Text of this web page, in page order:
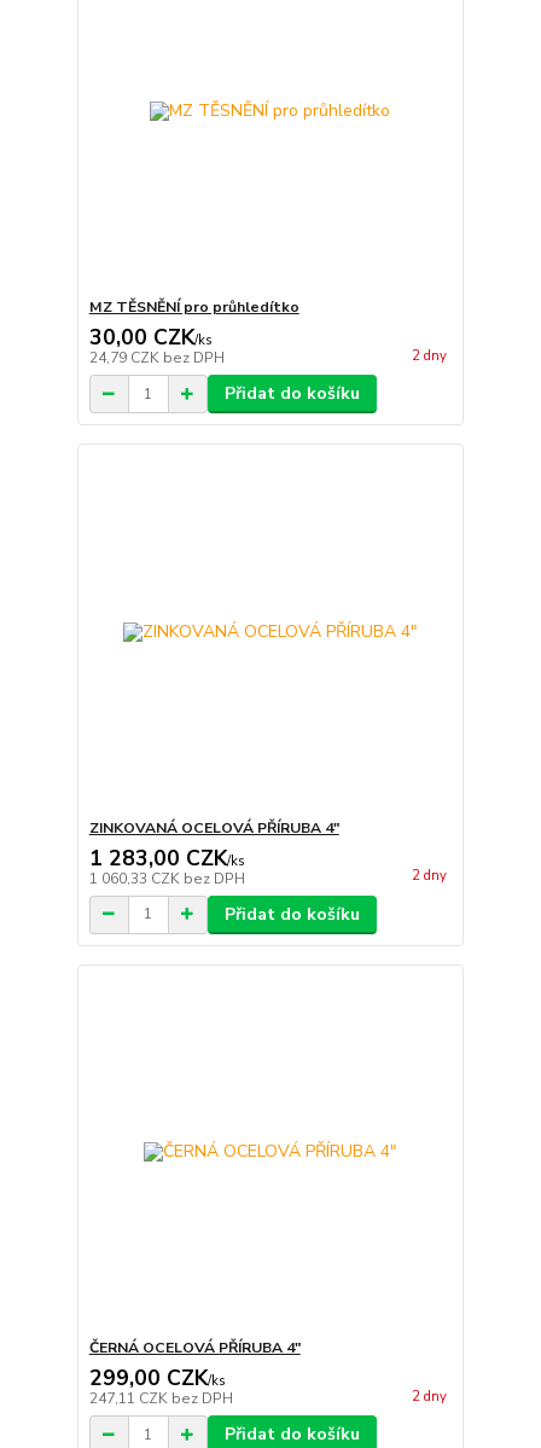
MZ TĚSNĚNÍ pro průhledítko
30,00 CZK/ks
24,79 CZK bez DPH 2 dny
Přidat do košíku
ZINKOVANÁ OCELOVÁ PŘÍRUBA 4"
1 283,00 CZK/ks
1 060,33 CZK bez DPH 2 dny
Přidat do košíku
ČERNÁ OCELOVÁ PŘÍRUBA 4"
299,00 CZK/ks
247,11 CZK bez DPH 2 dny
Přidat do košíku